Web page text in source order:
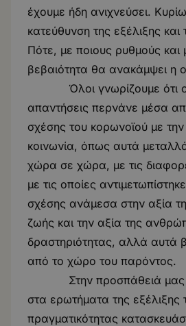
έχουμε ήδη ανιχνεύσει.
κατεύθυνση της εξέλιξης και
Πότε, με ποιους ρυθμούς και
βεβαιότητα θα ανακάμψει η
Όλοι γνωρίζουμε ότι οι
απαντήσεις περνάνε μέσα
σχέσης του κορωνοϊού με
κοινωνία, όπως αυτά
χώρα σε χώρα, με τις
με τις οποίες
σχέσης ανάμεσα στην αξία
ζωής και την αξία της
δραστηριότητας, αλλά αυτά
από το χώρο του παρόντος.
Στην προσπάθειά μας
στα ερωτήματα της εξέλιξης
πραγματικότητας